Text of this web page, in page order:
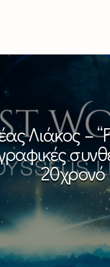
Λιάκος –
20χρονό